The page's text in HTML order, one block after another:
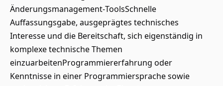
Änderungsmanagement‑ToolsSchnelle
Auffassungsgabe, ausgeprägtes technisches
Interesse und die Bereitschaft, sich eigenständig in
komplexe technische Themen
einzuarbeitenProgrammiererfahrung oder
Kenntnisse in einer Programmiersprache sowie